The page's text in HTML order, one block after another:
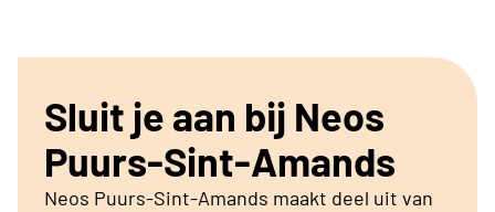
Sluit je aan bij Neos
Puurs-Sint-Amands
Neos Puurs-Sint-Amands maakt deel uit van